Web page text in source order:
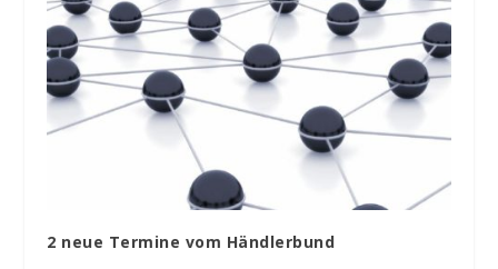
2 neue Termine vom Händlerbund